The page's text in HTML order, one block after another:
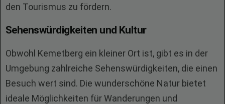
den Tourismus zu fördern.
Sehenswürdigkeiten und Kultur
Obwohl Kemetberg ein kleiner Ort ist, gibt es in der
Umgebung zahlreiche Sehenswürdigkeiten, die einen
Besuch wert sind. Die wunderschöne Natur bietet
ideale Möglichkeiten für Wanderungen und